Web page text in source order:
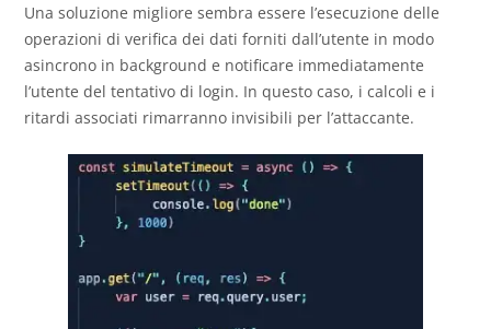
Una soluzione migliore sembra essere l’esecuzione delle
operazioni di verifica dei dati forniti dall’utente in modo
asincrono in background e notificare immediatamente
l’utente del tentativo di login. In questo caso, i calcoli e i
ritardi associati rimarranno invisibili per l’attaccante.